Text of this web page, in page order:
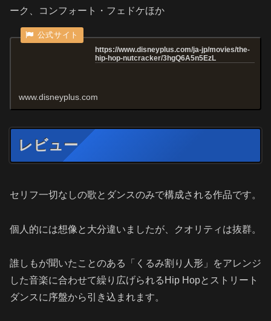
ーク、コンフォート・フェドケほか
https://www.disneyplus.com/ja-jp/movies/the-
hip-hop-nutcracker/3hgQ6A5n5EzL
www.disneyplus.com
レビュー
セリフ一切なしの歌とダンスのみで構成される作品です。
個人的には想像と大分違いましたが、クオリティは抜群。
誰しもが聞いたことのある「くるみ割り人形」をアレンジ
した音楽に合わせて繰り広げられるHip Hopとストリート
ダンスに序盤から引き込まれます。